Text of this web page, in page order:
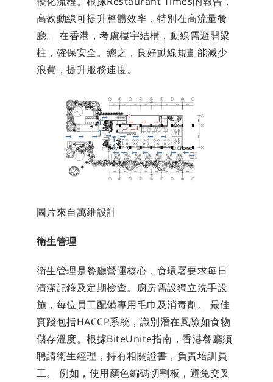
高效動線可提升整體效率，特別在高流量餐
廳。 在香港，考慮樓宇結構，動線需避開梁
柱，確保安全。總之，良好動線規劃能減少
浪費，提升服務速度。
圖片來自萬維設計
衛生管理
衛生管理是餐廳營運核心，食環署要求每日
清潔記錄及定期檢查。廚房需設獨立洗手設
施，每位員工配備專用毛巾及消毒劑。 最佳
實踐包括HACCP系統，識別潛在風險如食物
儲存溫度。根據BiteUnite指南，香港餐廳須
聘請衛生經理，持有相關證書，負責培訓員
工。 例如，使用顏色編碼切割板，避免交叉